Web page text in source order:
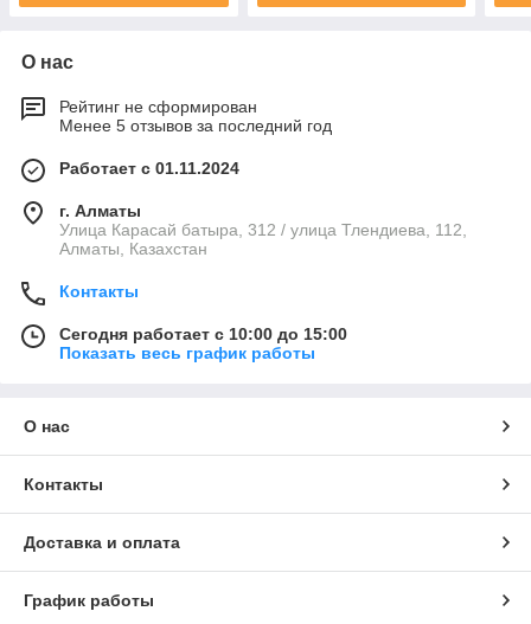
О нас
Рейтинг не сформирован
Менее 5 отзывов за последний год
Работает с 01.11.2024
г. Алматы
Улица Карасай батыра, 312 / улица Тлендиева, 112,
Алматы, Казахстан
Контакты
Сегодня работает с 10:00 до 15:00
Показать весь график работы
О нас
Контакты
Доставка и оплата
График работы